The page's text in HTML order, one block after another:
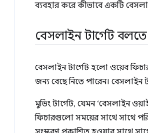
ব্যবহার করে কীভাবে একটি
বেসলাইন টার্গেট
বেসলাইন টার্গেট হলো ওয়েব
জন্য বেছে নিতে পারেন। বেসলাইন
মুভিং টার্গেট, যেমন ‘বেসলাইন
ফিচারগুলো সময়ের সাথে সাথে